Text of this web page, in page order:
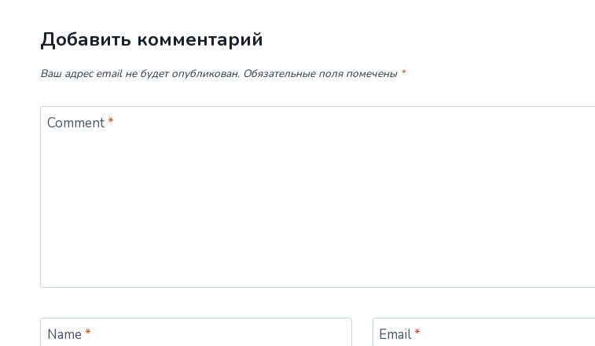
Добавить комментарий
Ваш адрес email не будет опубликован. Обязательные поля помечены *
Comment*
Name * Email*